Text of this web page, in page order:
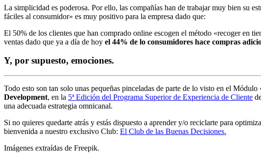
La simplicidad es poderosa. Por ello, las compañías han de trabajar muy bien su
fáciles al consumidor» es muy positivo para la empresa dado que:
El 50% de los clientes que han comprado online escogen el método «recoger en
ventas dado que ya a día de hoy el 44% de lo consumidores hace compras
Y, por supuesto, emociones.
Todo esto son tan solo unas pequeñas pinceladas de parte de lo visto en el
Development, en la 5ª Edición del Programa Superior de Experiencia de Cliente
una adecuada estrategia omnicanal.
Si no quieres quedarte atrás y estás dispuesto a aprender y/o reciclarte para
bienvenida a nuestro exclusivo Club: El Club de las Buenas Decisiones.
Imágenes extraídas de Freepik.